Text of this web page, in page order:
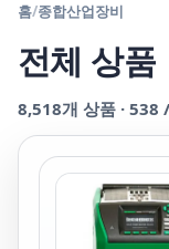
홈/종합산업장비
전체 상품
8,518개 상품 · 538 /